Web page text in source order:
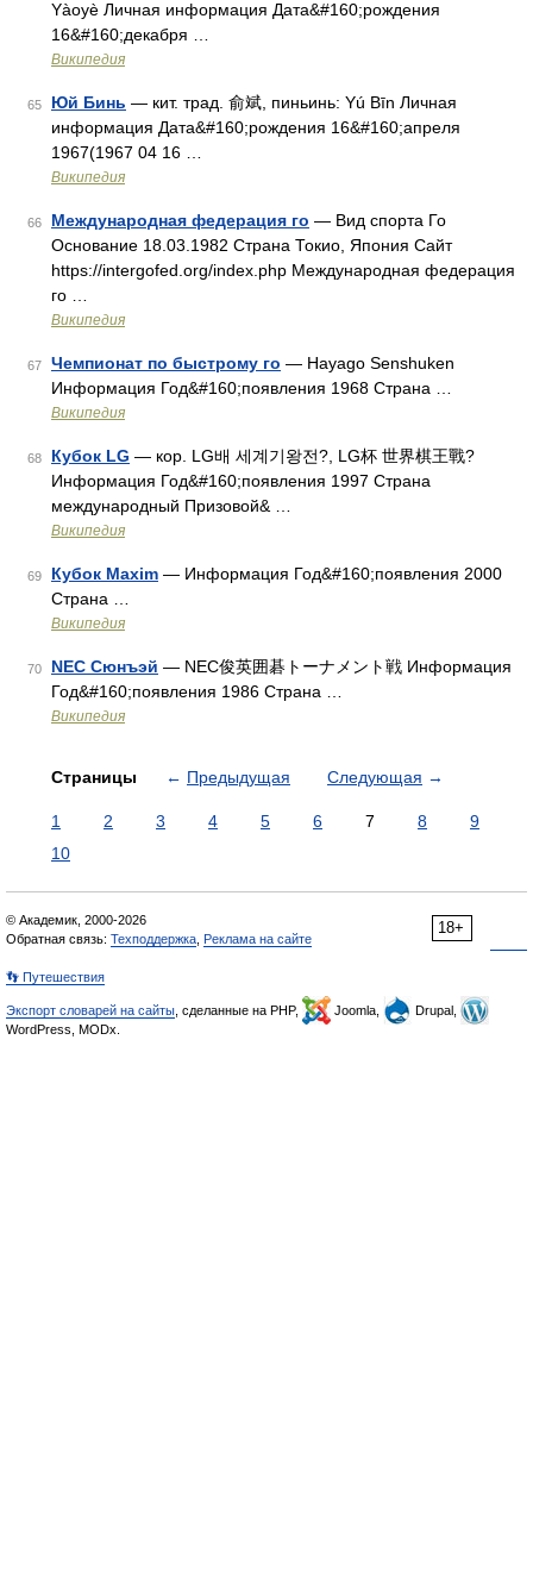
Yàoyè Личная информация Дата&#160;рождения
16&#160;декабря …
Википедия
65 Юй Бинь — кит. трад. 俞斌, пиньинь: Yú Bīn Личная
информация Дата&#160;рождения 16&#160;апреля
1967(1967 04 16 …
Википедия
66 Международная федерация го — Вид спорта Го
Основание 18.03.1982 Страна Токио, Япония Сайт
https://intergofed.org/index.php Международная федерация
го …
Википедия
67 Чемпионат по быстрому го — Hayago Senshuken
Информация Год&#160;появления 1968 Страна …
Википедия
68 Кубок LG — кор. LG배 세계기왕전?, LG杯 世界棋王戰?
Информация Год&#160;появления 1997 Страна
международный Призовой& …
Википедия
69 Кубок Maxim — Информация Год&#160;появления 2000
Страна …
Википедия
70 NEC Сюнъэй — NEC俊英囲碁トーナメント戦 Информация
Год&#160;появления 1986 Страна …
Википедия
Страницы ← Предыдущая Следующая →
1 2 3 4 5 6 7 8
9
10
18+
© Академик, 2000-2026
Обратная связь: Техподдержка Реклама на сайте
👣 Путешествия
Экспорт словарей на сайты , сделанные на PHP, Joomla,
Drupal,
WordPress, MODx.